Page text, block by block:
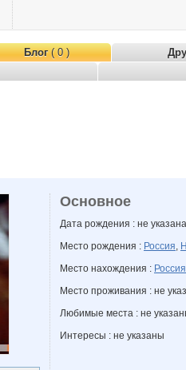
Блог( 0 )
Основное
Дата рождения : не указана
Место рождения : Россия,
Место нахождения : Россия
Место проживания : не
Любимые места : не
Интересы : не указаны